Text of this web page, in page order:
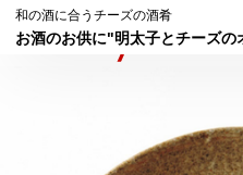
和の酒に合うチーズの酒肴
お酒のお供に"明太子とチーズの